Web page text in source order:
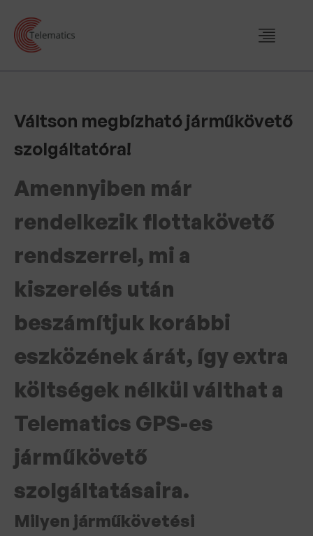
Váltson megbízható járműkövető
szolgáltatóra!
Amennyiben már
rendelkezik flottakövető
rendszerrel, mi a
kiszerelés után
beszámítjuk korábbi
eszközének árát, így extra
költségek nélkül válthat a
Telematics GPS-es
járműkövető
szolgáltatásaira.
Milyen járműkövetési